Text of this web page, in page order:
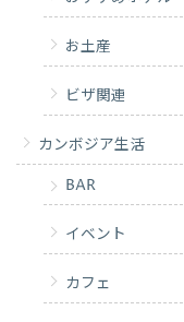
お土産
ビザ関連
カンボジア生活
BAR
イベント
カフェ